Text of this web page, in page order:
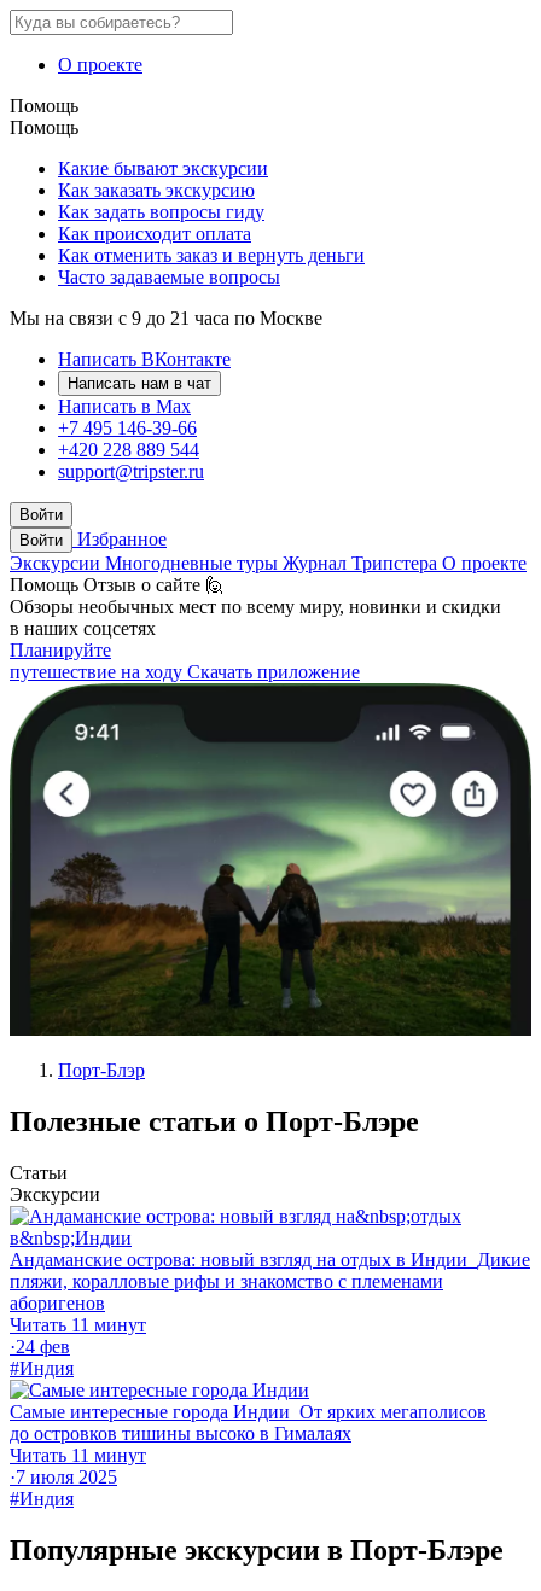
О проекте
Помощь
Помощь
Какие бывают экскурсии
Как заказать экскурсию
Как задать вопросы гиду
Как происходит оплата
Как отменить заказ и вернуть деньги
Часто задаваемые вопросы
Мы на связи с 9 до 21 часа по Москве
Написать ВКонтакте
Написать нам в чат
Написать в Max
+7 495 146-39-66
+420 228 889 544
support@tripster.ru
Войти
Войти
Избранное
Экскурсии Многодневные туры Журнал Трипстера О проекте
Помощь Отзыв о сайте 🙋
Обзоры необычных мест по всему миру, новинки и скидки
в наших соцсетях
Планируйте
путешествие на ходу Скачать приложение
Порт-Блэр
Полезные статьи о Порт-Блэре
Статьи
Экскурсии
Андаманские острова: новый взгляд на отдых в Индии Дикие
пляжи, коралловые рифы и знакомство с племенами
аборигенов
Читать 11 минут
·24 фев
#Индия
Самые интересные города Индии От ярких мегаполисов
до островков тишины высоко в Гималаях
Читать 11 минут
·7 июля 2025
#Индия
Популярные экскурсии в Порт-Блэре